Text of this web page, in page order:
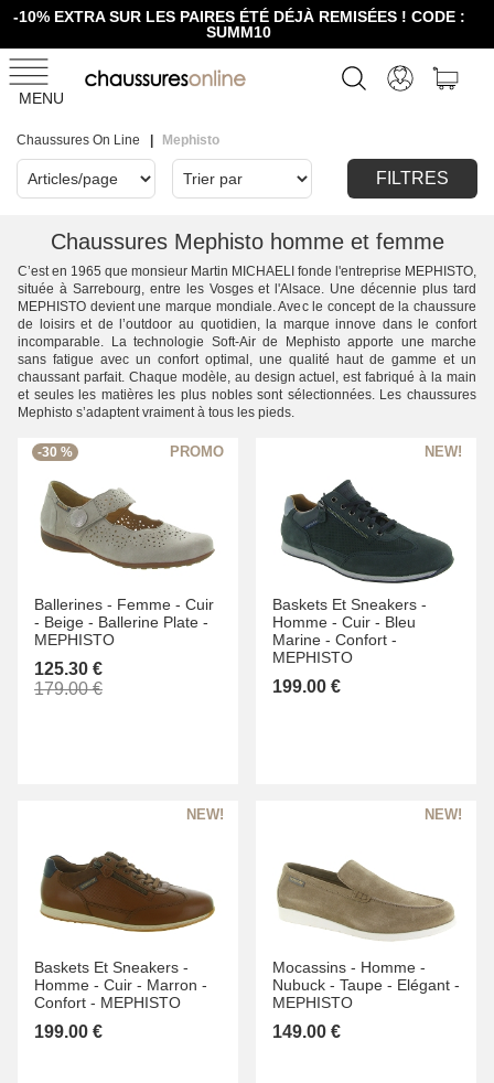
-10% EXTRA SUR LES PAIRES ÉTÉ DÉJÀ REMISÉES ! CODE :
SUMM10
MENU
Chaussures On Line Mephisto
FILTRES
Chaussures Mephisto homme et femme
C’est en 1965 que monsieur Martin MICHAELI fonde l'entreprise MEPHISTO,
située à Sarrebourg, entre les Vosges et l'Alsace. Une décennie plus tard
MEPHISTO devient une marque mondiale. Avec le concept de la chaussure
de loisirs et de l’outdoor au quotidien, la marque innove dans le confort
incomparable. La technologie Soft-Air de Mephisto apporte une marche
sans fatigue avec un confort optimal, une qualité haut de gamme et un
chaussant parfait. Chaque modèle, au design actuel, est fabriqué à la main
et seules les matières les plus nobles sont sélectionnées. Les chaussures
Mephisto s’adaptent vraiment à tous les pieds.
-30 %
Ballerines - Femme - Cuir
- Beige - Ballerine Plate -
MEPHISTO
125.30 €
179.00 €
Baskets Et Sneakers -
Homme - Cuir - Bleu
Marine - Confort -
MEPHISTO
199.00 €
Baskets Et Sneakers -
Homme - Cuir - Marron -
Confort - MEPHISTO
199.00 €
Mocassins - Homme -
Nubuck - Taupe - Elégant -
MEPHISTO
149.00 €